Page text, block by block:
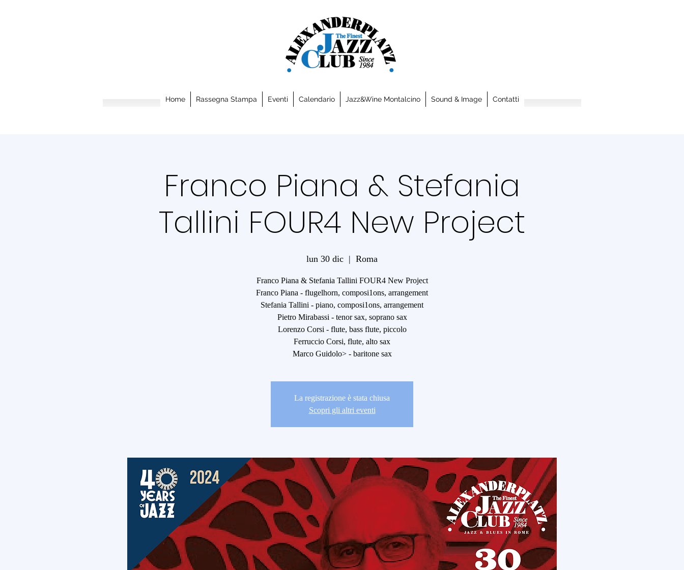
Home Rassegna Stampa Eventi Calendario Jazz&Wine Montalcino Sound & Image Contatti
Franco Piana & Stefania
Tallini FOUR4 New Project
lun 30 dic
  |
Roma
Franco Piana & Stefania Tallini FOUR4 New Project
Franco Piana - flugelhorn, composi1ons, arrangement
Stefania Tallini - piano, composi1ons, arrangement
Pietro Mirabassi - tenor sax, soprano sax
Lorenzo Corsi - flute, bass flute, piccolo
Ferruccio Corsi, flute, alto sax
Marco Guidolo> - baritone sax
La registrazione è stata chiusa
Scopri gli altri eventi